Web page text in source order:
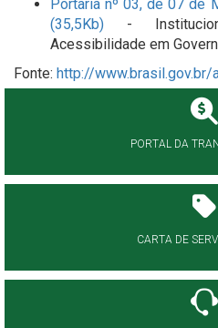
Portaria nº 03, de 07 de
(35,5Kb) -
Acessibilidade em
Fonte: http://
PORTAL DA
CARTA DE